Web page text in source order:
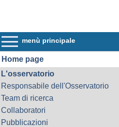
menù principale
Home page
L'osservatorio
Responsabile dell'Osservatorio
Team di ricerca
Collaboratori
Pubblicazioni